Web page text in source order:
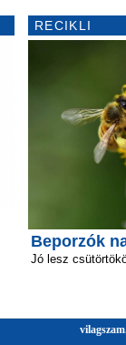
RECIKLI
Beporzók
Jó lesz